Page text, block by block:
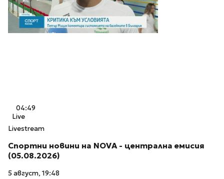
04:49
Live
Livestream
Спортни новини на NOVA - централна емисия
(05.08.2026)
5 август, 19:48